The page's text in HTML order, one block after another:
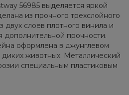
56985 выделяется яркой
из прочного трехслойного
двух слоев плотного винила и
дополнительной прочности.
оформлена в джунглевом
животных. Металлический
специальным пластиковым